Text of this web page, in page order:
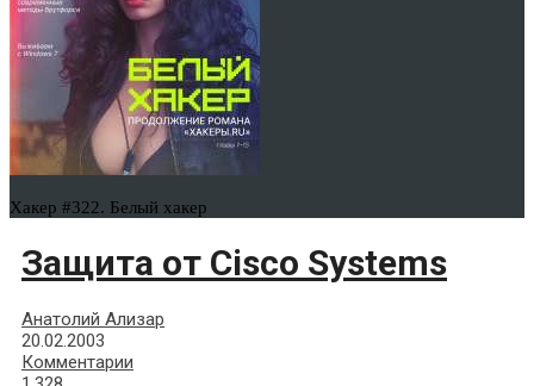
Хакер #322. Белый хакер
Защита от Cisco Systems
Анатолий Ализар
20.02.2003
Комментарии